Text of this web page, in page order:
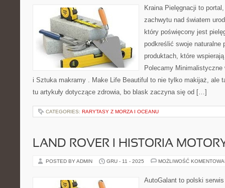
Kraina Pielęgnacji to
zachwytu nad światem
który poświęcony jest
podkreślić swoje naturalne
produktach, które
Polecamy
i Sztuka makramy . Make Life Beautiful to nie tylko makijaż, ale
tu artykuły dotyczące zdrowia, bo blask zaczyna się od […]
CATEGORIES: RARYTASY Z MORZA I OCEANU
LAND ROVER I HISTORIA
POSTED BY ADMIN GRU - 11 - 2025 MOŻLIWOŚĆ
AutoGalant to polski